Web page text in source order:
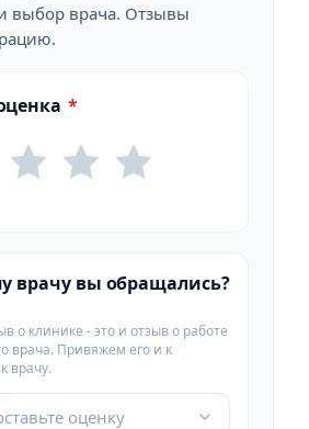
выбор врача. Отзывы
*
врачу вы обращались?
о клинике - это и отзыв о работе
врача. Привяжем его и к
врачу.
оценку